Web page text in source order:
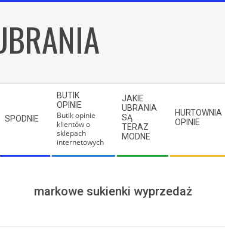
SPODNIE
BUTIK
OPINIE
Butik opinie
klientów o
sklepach
internetowych
JAKIE
UBRANIA
SĄ
TERAZ
MODNE
HURTOWNIA
OPINIE
markowe sukienki wyprzedaż